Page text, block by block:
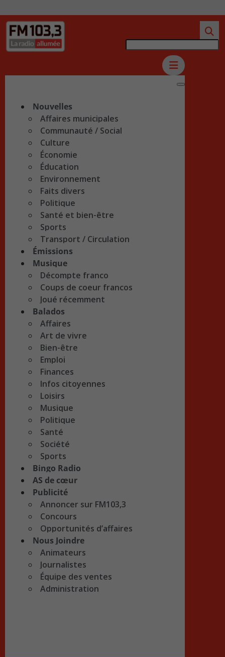
Nouvelles
Affaires municipales
Communauté / Social
Culture
Économie
Éducation
Environnement
Faits divers
Politique
Santé et bien-être
Sports
Transport / Circulation
Émissions
Musique
Décompte franco
Coups de coeur francos
Joué récemment
Balados
Affaires
Art de vivre
Bien-être
Emploi
Finances
Infos citoyennes
Loisirs
Musique
Politique
Santé
Société
Sports
Bingo Radio
AS de cœur
Publicité
Annoncer sur FM103,3
Concours
Opportunités d’affaires
Nous Joindre
Animateurs
Journalistes
Équipe des ventes
Administration